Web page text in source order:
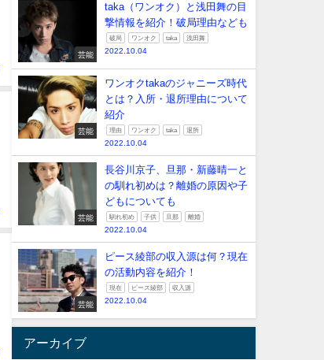
芸能
taka（ワンオク）と浅田舞の目
撃情報を紹介！破局理由なども
破局 ワンオク taka 浅田舞
2022.10.04
芸能
ワンオクtakaのジャニーズ時代
とは？入所・退所理由について
紹介
理由 ワンオク taka 退所
2022.10.04
芸能
長谷川京子、旦那・新藤晴一と
の馴れ初めは？離婚の原因や子
どもについても
馴れ初め 子供 旦那 離婚
2022.10.04
芸能
ピース綾部の収入源は何？現在
の活動内容を紹介！
現在 ピース綾部 収入源
2022.10.04
アーカイブ